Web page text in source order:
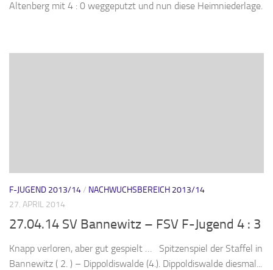
Altenberg mit 4 : 0 weggeputzt und nun diese Heimniederlage.
F-JUGEND 2013/14/ NACHWUCHSBEREICH 2013/14
27. APRIL 2014
27.04.14 SV Bannewitz – FSV F-Jugend 4 : 3
Knapp verloren, aber gut gespielt … Spitzenspiel der Staffel in
Bannewitz ( 2. ) – Dippoldiswalde (4.). Dippoldiswalde diesmal...